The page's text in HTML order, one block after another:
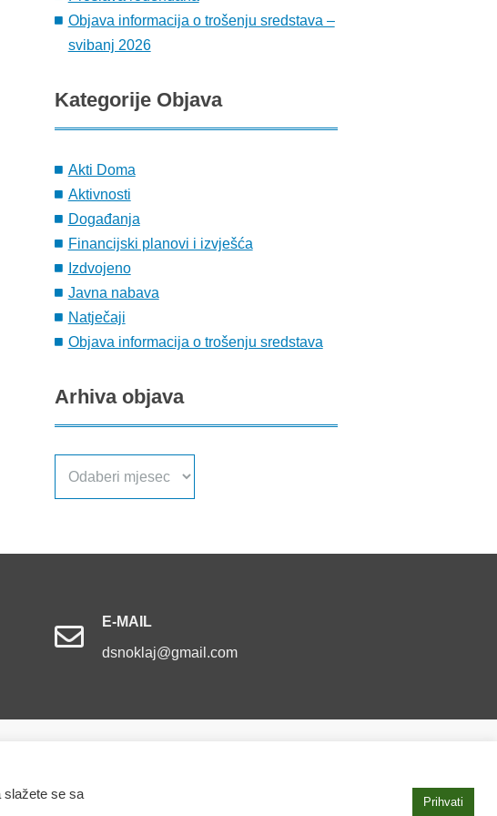
Objava informacija o trošenju sredstava –
svibanj 2026
Kategorije Objava
Akti Doma
Aktivnosti
Događanja
Financijski planovi i izvješća
Izdvojeno
Javna nabava
Natječaji
Objava informacija o trošenju sredstava
Arhiva objava
E-MAIL
dsnoklaj@gmail.com
slažete se sa
Prihvati